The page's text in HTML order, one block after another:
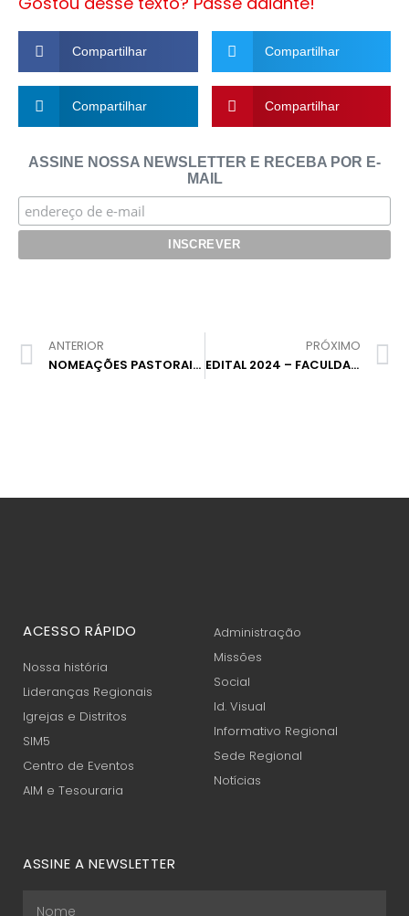
Compartilhar Compartilhar
Compartilhar Compartilhar
ASSINE NOSSA NEWSLETTER E RECEBA POR E-
MAIL
ANTERIOR
NOMEAÇÕES PASTORAIS 2024
PRÓXIMO
EDITAL 2024 – FACULDADE DE TEOLOGIA DA IGREJA METODISTA
ACESSO RÁPIDO
Nossa história
Lideranças Regionais
Igrejas e Distritos
SIM5
Centro de Eventos
AIM e Tesouraria
Administração
Missões
Social
Id. Visual
Informativo Regional
Sede Regional
Notícias
ASSINE A NEWSLETTER